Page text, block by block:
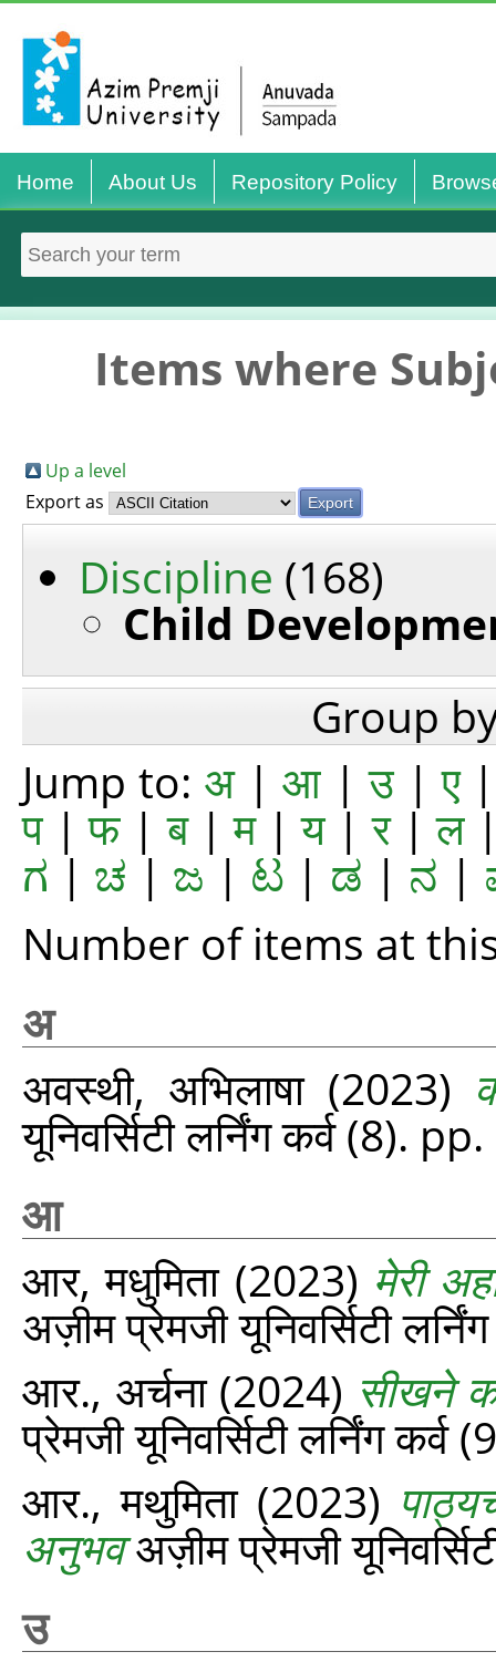
Home About Us Repository Policy
Items where
Up a level
Export as
Discipline (168)
Child
Group
Jump to: अ| आ|उ|ए
प |फ |ब|म|य |र|ल
ಗ | ಚ | ಜ| ಟ | ಡ | ನ |
Number of items at
अ
अवस्थी, अभिलाषा(2023)
यूनिवर्सिटी लर्निंग कर्व (8).
आ
आर, मधुमिता(2023) मेरी
अज़ीम प्रेमजी यूनिवर्सिटी
आर., अर्चना(2024) सीखने
प्रेमजी यूनिवर्सिटी लर्निंग
आर., मथुमिता(2023)
अनुभवअज़ीम प्रेमजी
उ